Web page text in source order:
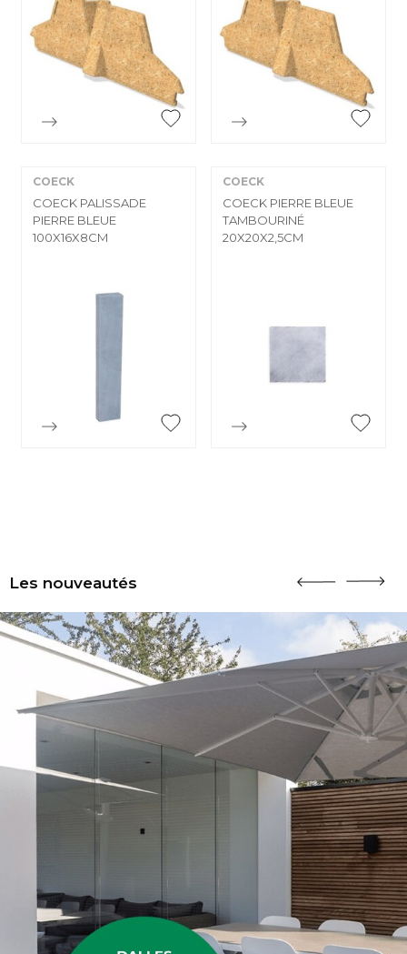
COECK
COECK PALISSADE
PIERRE BLEUE
100X16X8CM
COECK
COECK PIERRE BLEUE
TAMBOURINÉ
20X20X2,5CM
Les nouveautés